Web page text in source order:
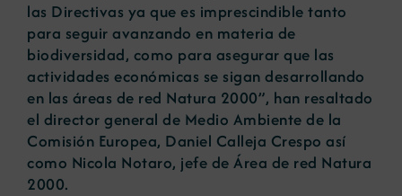
las Directivas ya que es imprescindible tanto
para seguir avanzando en materia de
biodiversidad, como para asegurar que las
actividades económicas se sigan desarrollando
en las áreas de red Natura 2000”, han resaltado
el director general de Medio Ambiente de la
Comisión Europea, Daniel Calleja Crespo así
como Nicola Notaro, jefe de Área de red Natura
2000.